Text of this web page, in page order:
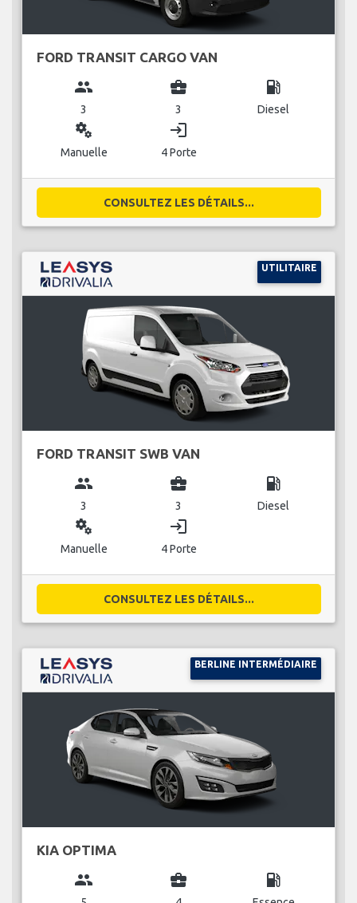
FORD TRANSIT CARGO VAN
group
3
business_center
3
local_gas_station
Diesel
miscellaneous_services
Manuelle
login
4 Porte
CONSULTEZ LES DÉTAILS...
UTILITAIRE
FORD TRANSIT SWB VAN
group
3
business_center
3
local_gas_station
Diesel
miscellaneous_services
Manuelle
login
4 Porte
CONSULTEZ LES DÉTAILS...
BERLINE INTERMÉDIAIRE
KIA OPTIMA
group business_center local_gas_station